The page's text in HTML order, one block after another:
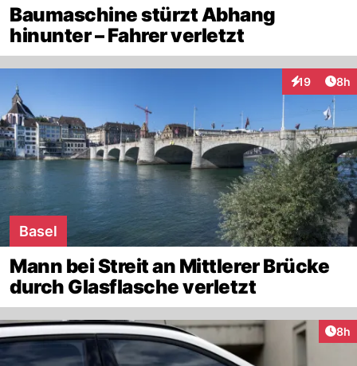
Baumaschine stürzt Abhang
hinunter – Fahrer verletzt
19
Interaktionen
8h
Basel
Mann bei Streit an Mittlerer Brücke
durch Glasflasche verletzt
8h